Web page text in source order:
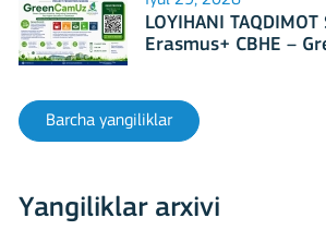
LOYIHANI TAQDIMOT
Erasmus+ CBHE –
Barcha yangiliklar
Yangiliklar arxivi